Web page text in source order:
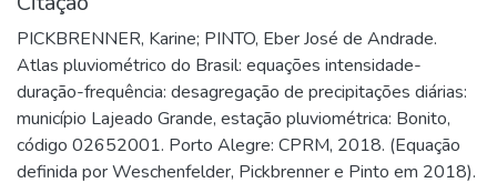
PICKBRENNER, Karine; PINTO, Eber José de Andrade.
Atlas pluviométrico do Brasil: equações intensidade-
duração-frequência: desagregação de precipitações diárias:
município Lajeado Grande, estação pluviométrica: Bonito,
código 02652001. Porto Alegre: CPRM, 2018. (Equação
definida por Weschenfelder, Pickbrenner e Pinto em 2018).